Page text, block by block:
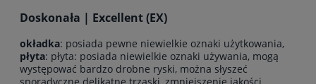
Doskonała | Excellent (EX)
okładka: posiada pewne niewielkie oznaki użytkowania,
płyta: płyta: posiada niewielkie oznaki używania, mogą
występować bardzo drobne ryski, można słyszeć